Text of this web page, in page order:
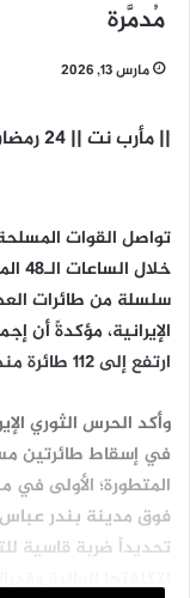
مُدمَّرة
مارس 13, 2026
|| مأرب نت || 24 رمضان 1447هـ
تواصل القوات
سلسلة من طائرات
الإيرانية، مؤكدةً أن
ارتفع إلى 112 طائرة منذ بدء العدوان الأمريكي الصهيوني.
وأكد الحرس الثوري
المتطورة؛ الأولى في
فوق مدينة بندر عباس
تحديداً ضربة قاسية
لتكلفتها العالية